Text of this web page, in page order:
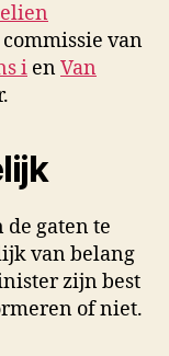
van
i enVan
gaten te
van belang
zijn best
of niet.